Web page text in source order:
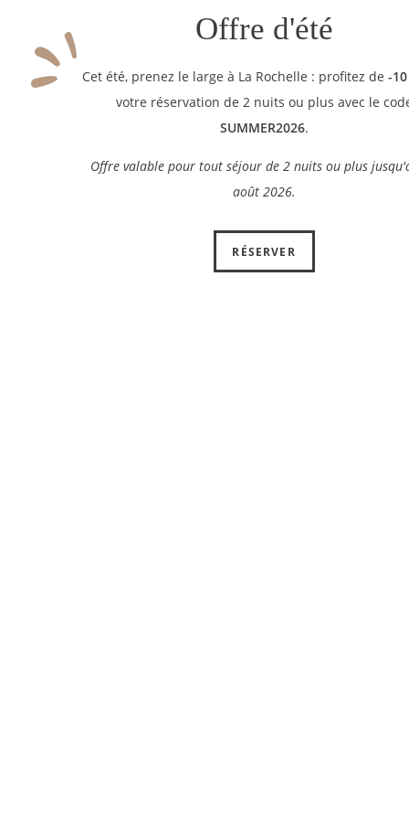
Offre d'été
Cet été, prenez le large à La Rochelle : profitez de-
votre réservation de 2 nuits ou plus avec le
SUMMER2026.
Offre valable pour tout séjour de 2 nuits ou plus
août 2026.
RÉSERVER